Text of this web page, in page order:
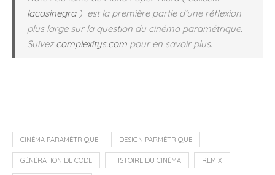
lacasinegra) est la première partie d’une réflexion
plus large sur la question du cinéma paramétrique.
Suivez complexitys.com pour en savoir plus.
CINÉMA PARAMÉTRIQUE DESIGN PARMÉTRIQUE
GÉNÉRATION DE CODE HISTOIRE DU CINÉMA REMIX